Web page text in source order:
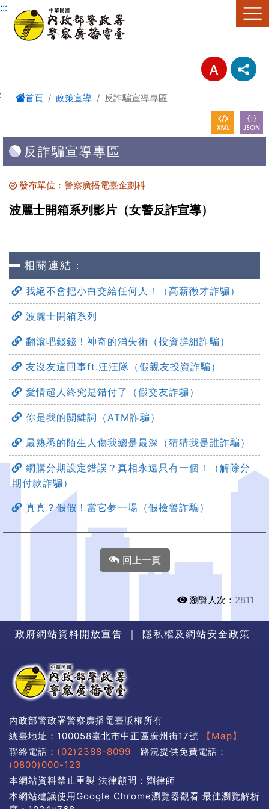
進入內容區塊
:::
首頁 政策宣導 反詐騙宣導專區
反詐騙宣導專區
發布單位：警察廣播電臺企劃科
波麗士開箱系列影片（女警反詐宣導）
相關連結：
我絕不會把小白交給任何人！（高薪徵才詐騙）
波麗士開箱系列
翻滾吧錢錢！神奇的消失術（投資群組詐騙）
友沒友這回事ft.汪汪隊（假親友投資詐騙）
愛情超人終究是錯付了（假交友詐騙）
你是我的關鍵詞（ATM詐騙）
最熟悉的陌生人傷我總是最深（猜猜我是誰詐騙）
網購分期設定錯誤？真相永遠只有一個！（解除分
期付款詐騙）
真真？假假！當它夢一場（假檢警詐騙）
回上一頁
瀏覽人次： 2811
政府網站資料開放宣告 ｜ 隱私權及網站安全政策
內政部警政署警察廣播電臺版權所有
總臺地址：100058臺北市中正區廣州街17號
【Map】
聯絡電話： (02)2388-8099 路況提供免費電話：
(0800)000-123
本網站資料禁止重製 法律顧問：劉律師
本網站建議使用Google Chrome瀏覽器觀看 最佳瀏覽解析